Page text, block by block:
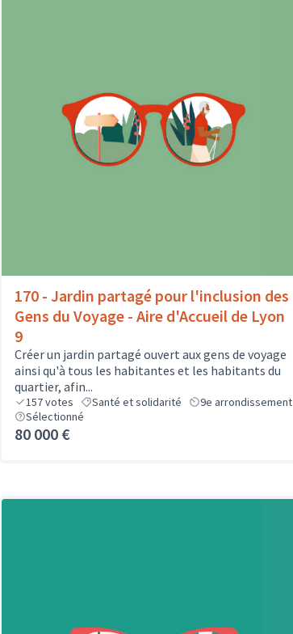
170 - Jardin partagé pour l'inclusion des
Gens du Voyage - Aire d'Accueil de Lyon
9
Créer un jardin partagé ouvert aux gens de voyage
ainsi qu'à tous les habitantes et les habitants du
quartier, afin...
157votes Santé et solidarité
9e arrondissement
Sélectionné
80 000 €